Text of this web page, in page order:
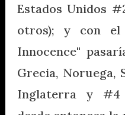
Estados Unidos
otros); y con el
Innocence"
Grecia, Noruega,
Inglaterra y #4